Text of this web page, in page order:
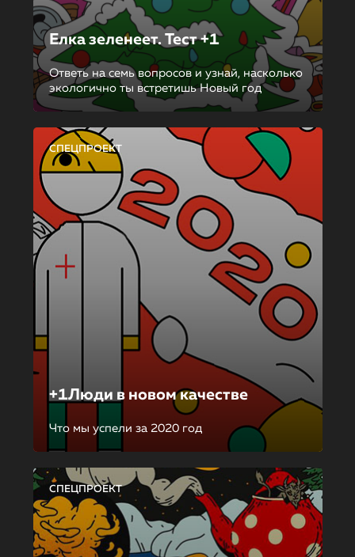
Елка зеленеет. Тест +1
Ответь на семь вопросов и узнай, насколько
экологично ты встретишь Новый год
СПЕЦПРОЕКТ
+1Люди в новом качестве
Что мы успели за 2020 год
СПЕЦПРОЕКТ